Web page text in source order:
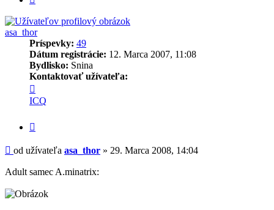
asa_thor
Príspevky: 49
Dátum registrácie: 12. Marca 2007, 11:08
Bydlisko: Snina
Kontaktovať užívateľa:
informácie
užívateľa
asa_thor
ICQ
Príspevok
od užívateľa asa_thor » 29. Marca 2008, 14:04
Adult samec A.minatrix: